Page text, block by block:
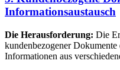
Informationsaustausch
Die Herausforderung: Die
kundenbezogener
Informationen aus